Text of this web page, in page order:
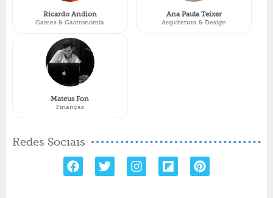
Ricardo Andion
Games & Gastronomia
Mateus Fon
Finanças
Ana Paula Teixer
Arquitetura & Design
Redes Sociais